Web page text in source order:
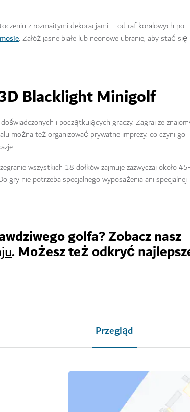
z rozmaitymi dekoracjami – od raf koralowych po
. Załóż jasne białe lub neonowe ubranie, aby stać się
Blacklight Minigolf
i początkujących graczy. Zagraj ze
można też organizować prywatne imprezy, co czyni go
wszystkich 18 dołków zajmuje zazwyczaj około
gry nie potrzeba specjalnego wyposażenia ani specjalnej
golfa? Zobacz nasz
. Możesz też odkryć
Przegląd